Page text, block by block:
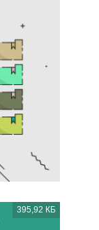
395,92 КБ